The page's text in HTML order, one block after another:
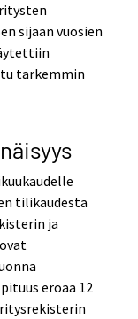
sijaan vuosien
tarkemmin
tilikaudesta
ja
eroaa 12